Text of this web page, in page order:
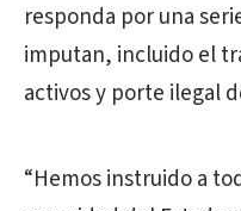
responda por una
imputan, incluido el
activos y porte ilegal
“Hemos instruido a